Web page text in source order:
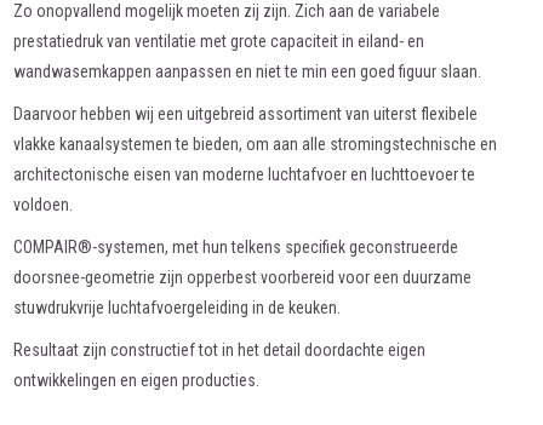
Zo onopvallend mogelijk moeten zij zijn. Zich aan de variabele
prestatiedruk van ventilatie met grote capaciteit in eiland- en
wandwasemkappen aanpassen en niet te min een goed figuur slaan.
Daarvoor hebben wij een uitgebreid assortiment van uiterst flexibele
vlakke kanaalsystemen te bieden, om aan alle stromingstechnische en
architectonische eisen van moderne luchtafvoer en luchttoevoer te
voldoen.
COMPAIR®-systemen, met hun telkens specifiek geconstrueerde
doorsnee-geometrie zijn opperbest voorbereid voor een duurzame
stuwdrukvrije luchtafvoergeleiding in de keuken.
Resultaat zijn constructief tot in het detail doordachte eigen
ontwikkelingen en eigen producties.